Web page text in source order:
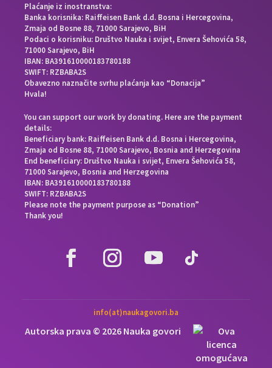
Plaćanje iz inostranstva:
Banka korisnika: Raiffeisen Bank d.d. Bosna i Hercegovina,
Zmaja od Bosne 88, 71000 Sarajevo, BiH
Podaci o korisniku: Društvo Nauka i svijet, Envera Šehovića 58,
71000 Sarajevo, BiH
IBAN: BA391610000183780188
SWIFT: RZBABA2S
Obavezno naznačite svrhu plaćanja kao “Donacija”
Hvala!
You can support our work by donating. Here are the payment
details:
Beneficiary bank: Raiffeisen Bank d.d. Bosna i Hercegovina,
Zmaja od Bosne 88, 71000 Sarajevo, Bosnia and Herzegovina
End beneficiary: Društvo Nauka i svijet, Envera Šehovića 58,
71000 Sarajevo, Bosnia and Herzegovina
IBAN: BA391610000183780188
SWIFT: RZBABA2S
Please note the payment purpose as “Donation”
Thank you!
info(at)naukagovori.ba
Autorska prava © 2026 Nauka govori